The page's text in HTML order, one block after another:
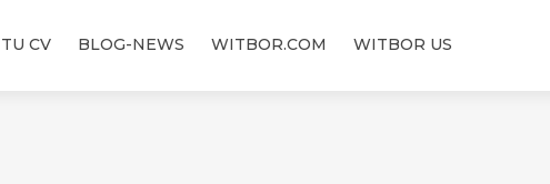
CV BLOG-NEWS WITBOR.COM WITBOR US